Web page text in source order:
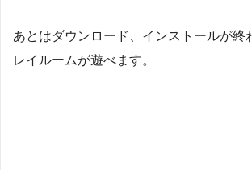
あとはダウンロード、インストールが終
レイルームが遊べます。